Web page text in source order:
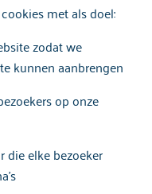
met als doel:
zodat we
kunnen aanbrengen
op onze
elke bezoeker